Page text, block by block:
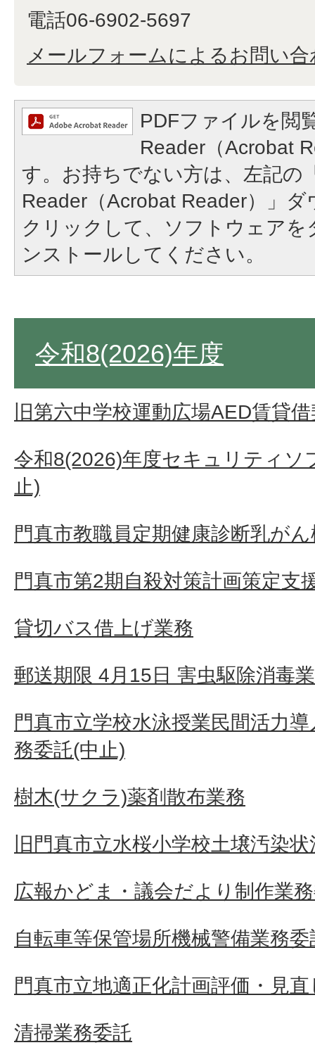
電話06-6902-5697
メールフォームによるお問い合
PDFファイルを閲
Reader（Acrobat
す。お持ちでない方は、左記の
Reader（Acrobat Reader）」
クリックして、ソフトウェア
ンストールしてください。
令和8(2026)年度
旧第六中学校運動広場AED賃貸
令和8(2026)年度セキュリティソ
止)
門真市教職員定期健康診断乳が
門真市第2期自殺対策計画策定支
貸切バス借上げ業務
郵送期限 4月15日 害虫駆除消毒
門真市立学校水泳授業民間活力
務委託(中止)
樹木(サクラ)薬剤散布業務
旧門真市立水桜小学校土壌汚染
広報かどま・議会だより制作業
自転車等保管場所機械警備業務委
門真市立地適正化計画評価・見
清掃業務委託